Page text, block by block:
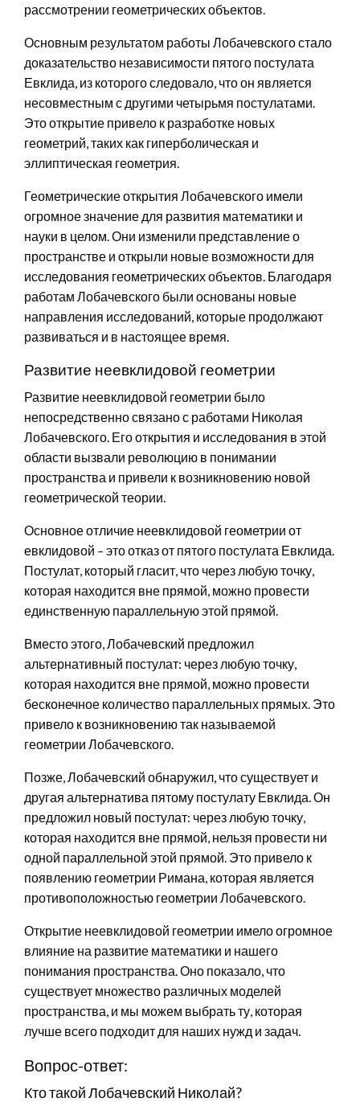
рассмотрении геометрических объектов.
Основным результатом работы Лобачевского стало
доказательство независимости пятого постулата
Евклида, из которого следовало, что он является
несовместным с другими четырьмя постулатами.
Это открытие привело к разработке новых
геометрий, таких как гиперболическая и
эллиптическая геометрия.
Геометрические открытия Лобачевского имели
огромное значение для развития математики и
науки в целом. Они изменили представление о
пространстве и открыли новые возможности для
исследования геометрических объектов. Благодаря
работам Лобачевского были основаны новые
направления исследований, которые продолжают
развиваться и в настоящее время.
Развитие неевклидовой геометрии
Развитие неевклидовой геометрии было
непосредственно связано с работами Николая
Лобачевского. Его открытия и исследования в этой
области вызвали революцию в понимании
пространства и привели к возникновению новой
геометрической теории.
Основное отличие неевклидовой геометрии от
евклидовой – это отказ от пятого постулата Евклида.
Постулат, который гласит, что через любую точку,
которая находится вне прямой, можно провести
единственную параллельную этой прямой.
Вместо этого, Лобачевский предложил
альтернативный постулат: через любую точку,
которая находится вне прямой, можно провести
бесконечное количество параллельных прямых. Это
привело к возникновению так называемой
геометрии Лобачевского.
Позже, Лобачевский обнаружил, что существует и
другая альтернатива пятому постулату Евклида. Он
предложил новый постулат: через любую точку,
которая находится вне прямой, нельзя провести ни
одной параллельной этой прямой. Это привело к
появлению геометрии Римана, которая является
противоположностью геометрии Лобачевского.
Открытие неевклидовой геометрии имело огромное
влияние на развитие математики и нашего
понимания пространства. Оно показало, что
существует множество различных моделей
пространства, и мы можем выбрать ту, которая
лучше всего подходит для наших нужд и задач.
Вопрос-ответ:
Кто такой Лобачевский Николай?